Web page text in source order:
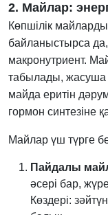
2. Майлар:
Көпшілік
байланыстырса да,
макронутриент.
табылады,
майда еритін
гормон синтезіне
Майлар үш түрге
Пайдалы
әсері бар,
Көздері: